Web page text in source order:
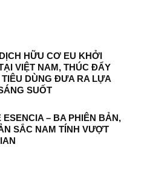
HỮU CƠ EU KHỞI
VIỆT NAM, THÚC ĐẨY
DÙNG ĐƯA RA LỰA
SUỐT
ESENCIA – BA PHIÊN BẢN,
SẮC NAM TÍNH VƯỢT